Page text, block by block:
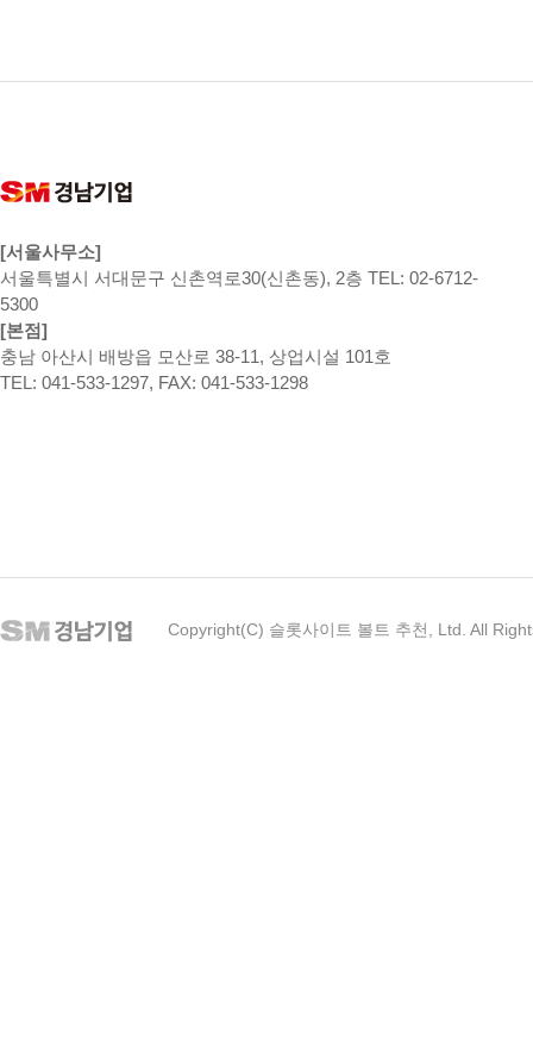
[서울사무소]
서울특별시 서대문구 신촌역로30(신촌동), 2층 TEL: 02-6712-
5300
[본점]
충남 아산시 배방읍 모산로 38-11, 상업시설 101호
TEL: 041-533-1297, FAX: 041-533-1298
Copyright(C) 슬롯사이트 볼트 추천, Ltd. All